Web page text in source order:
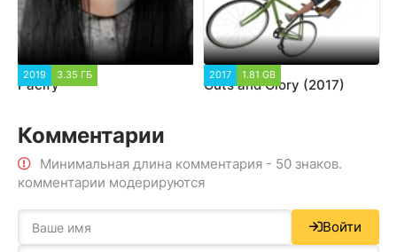
2019 3.35 ГБ
Pacify
2017 1.81 GB
Guts and Glory (2017)
Комментарии
Минимальная длина комментария - 50 знаков.
комментарии модерируются
Войти